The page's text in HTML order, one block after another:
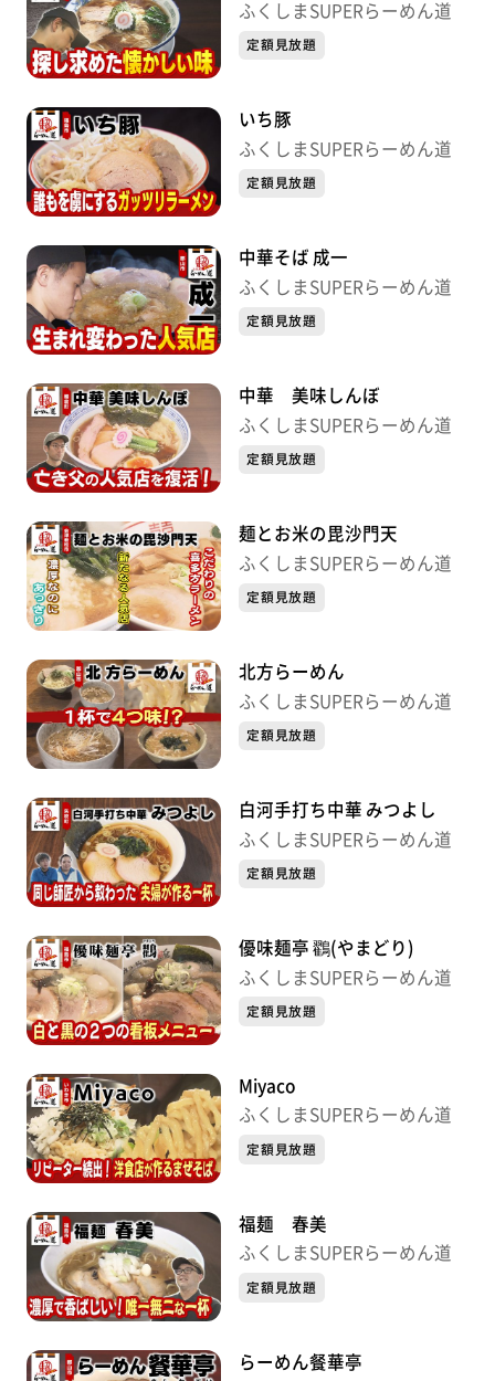
ふくしまSUPERらーめん道
定額見放題
いち豚
ふくしまSUPERらーめん道
定額見放題
中華そば 成一
ふくしまSUPERらーめん道
定額見放題
中華 美味しんぼ
ふくしまSUPERらーめん道
定額見放題
麺とお米の毘沙門天
ふくしまSUPERらーめん道
定額見放題
北方らーめん
ふくしまSUPERらーめん道
定額見放題
白河手打ち中華 みつよし
ふくしまSUPERらーめん道
定額見放題
優味麺亭 鸐(やまどり)
ふくしまSUPERらーめん道
定額見放題
Miyaco
ふくしまSUPERらーめん道
定額見放題
福麺 春美
ふくしまSUPERらーめん道
定額見放題
らーめん餐華亭